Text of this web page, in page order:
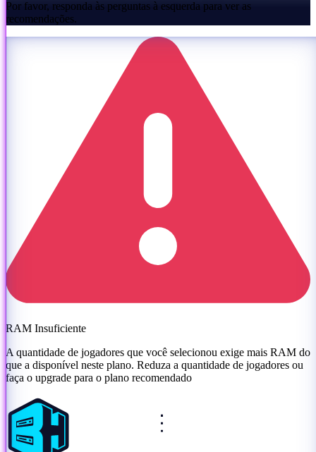
Por favor, responda às perguntas à esquerda para ver as
recomendações.
RAM Insuficiente
A quantidade de jogadores que você selecionou exige mais RAM do
que a disponível neste plano. Reduza a quantidade de jogadores ou
faça o upgrade para o plano recomendado